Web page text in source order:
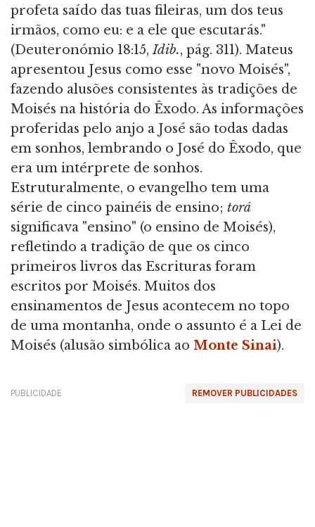
profeta saído das tuas fileiras, um dos teus
irmãos, como eu: e a ele que escutarás."
(Deuteronómio 18:15,Idib., pág. 311). Mateus
apresentou Jesus como esse "novo Moisés",
fazendo alusões consistentes às tradições de
Moisés na história do Êxodo. As informações
proferidas pelo anjo a José são todas dadas
em sonhos, lembrando o José do Êxodo, que
era um intérprete de sonhos.
Estruturalmente, o evangelho tem uma
série de cinco painéis de ensino; torá
significava "ensino" (o ensino de Moisés),
refletindo a tradição de que os cinco
primeiros livros das Escrituras foram
escritos por Moisés. Muitos dos
ensinamentos de Jesus acontecem no topo
de uma montanha, onde o assunto é a Lei de
Moisés (alusão simbólica ao Monte Sinai).
REMOVER PUBLICIDADES
PUBLICIDADE